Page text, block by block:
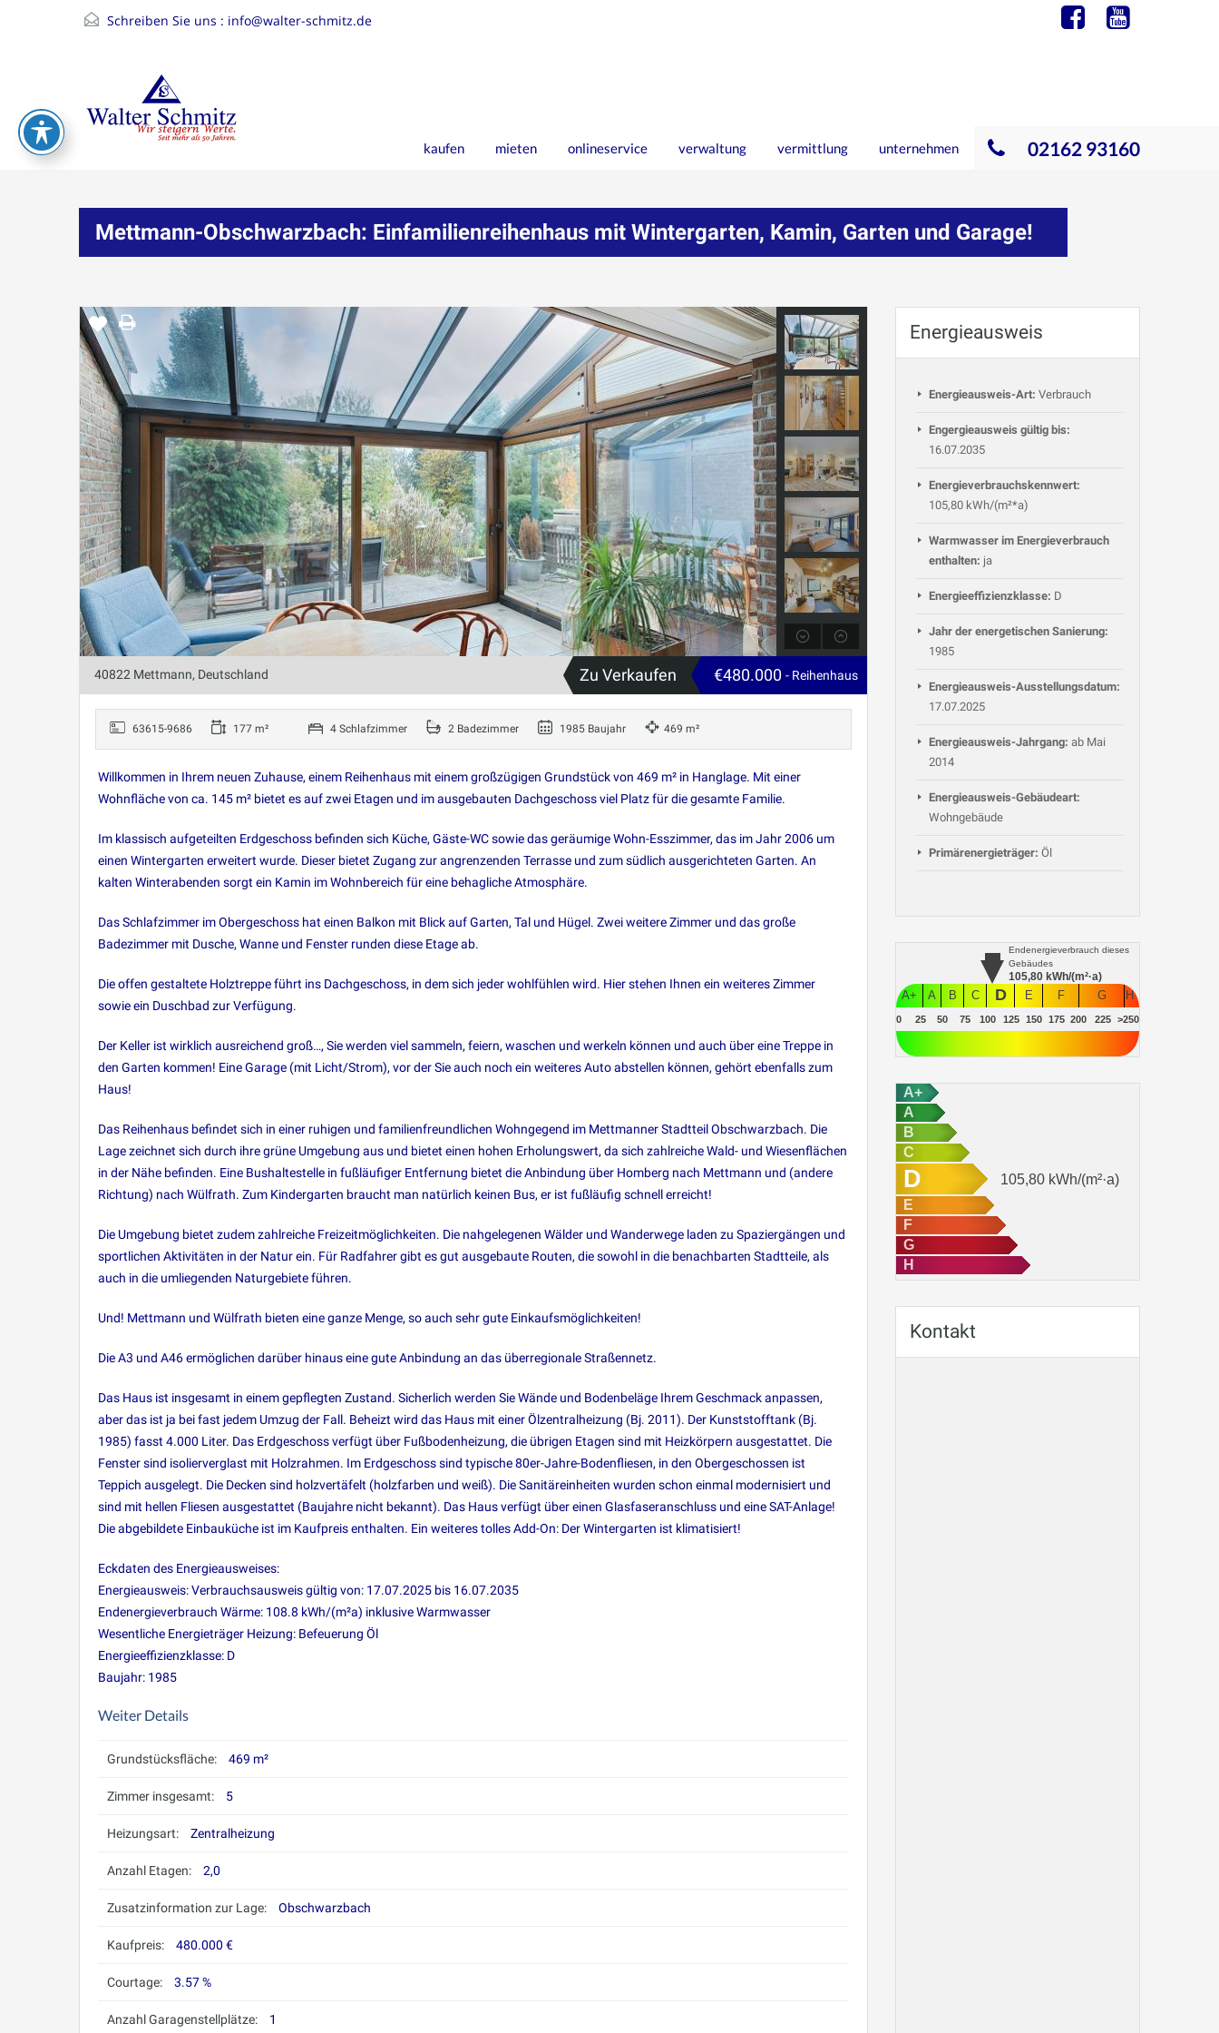
Schreiben Sie uns : info@walter-schmitz.de
02162 93160
kaufen mieten onlineservice verwaltung vermittlung unternehmen
Mettmann-Obschwarzbach: Einfamilienreihenhaus mit Wintergarten, Kamin, Garten und Garage!
40822 Mettmann, Deutschland Zu Verkaufen €480.000 - Reihenhaus
63615-9686 177 m² 4 Schlafzimmer 2 Badezimmer 1985 Baujahr 469 m²
Willkommen in Ihrem neuen Zuhause, einem Reihenhaus mit einem großzügigen Grundstück von 469 m² in Hanglage. Mit einer
Wohnfläche von ca. 145 m² bietet es auf zwei Etagen und im ausgebauten Dachgeschoss viel Platz für die gesamte Familie.
Im klassisch aufgeteilten Erdgeschoss befinden sich Küche, Gäste-WC sowie das geräumige Wohn-Esszimmer, das im Jahr 2006 um
einen Wintergarten erweitert wurde. Dieser bietet Zugang zur angrenzenden Terrasse und zum südlich ausgerichteten Garten. An
kalten Winterabenden sorgt ein Kamin im Wohnbereich für eine behagliche Atmosphäre.
Das Schlafzimmer im Obergeschoss hat einen Balkon mit Blick auf Garten, Tal und Hügel. Zwei weitere Zimmer und das große
Badezimmer mit Dusche, Wanne und Fenster runden diese Etage ab.
Die offen gestaltete Holztreppe führt ins Dachgeschoss, in dem sich jeder wohlfühlen wird. Hier stehen Ihnen ein weiteres Zimmer
sowie ein Duschbad zur Verfügung.
Der Keller ist wirklich ausreichend groß…, Sie werden viel sammeln, feiern, waschen und werkeln können und auch über eine Treppe in
den Garten kommen! Eine Garage (mit Licht/Strom), vor der Sie auch noch ein weiteres Auto abstellen können, gehört ebenfalls zum
Haus!
Das Reihenhaus befindet sich in einer ruhigen und familienfreundlichen Wohngegend im Mettmanner Stadtteil Obschwarzbach. Die
Lage zeichnet sich durch ihre grüne Umgebung aus und bietet einen hohen Erholungswert, da sich zahlreiche Wald- und Wiesenflächen
in der Nähe befinden. Eine Bushaltestelle in fußläufiger Entfernung bietet die Anbindung über Homberg nach Mettmann und (andere
Richtung) nach Wülfrath. Zum Kindergarten braucht man natürlich keinen Bus, er ist fußläufig schnell erreicht!
Die Umgebung bietet zudem zahlreiche Freizeitmöglichkeiten. Die nahgelegenen Wälder und Wanderwege laden zu Spaziergängen und
sportlichen Aktivitäten in der Natur ein. Für Radfahrer gibt es gut ausgebaute Routen, die sowohl in die benachbarten Stadtteile, als
auch in die umliegenden Naturgebiete führen.
Und! Mettmann und Wülfrath bieten eine ganze Menge, so auch sehr gute Einkaufsmöglichkeiten!
Die A3 und A46 ermöglichen darüber hinaus eine gute Anbindung an das überregionale Straßennetz.
Das Haus ist insgesamt in einem gepflegten Zustand. Sicherlich werden Sie Wände und Bodenbeläge Ihrem Geschmack anpassen,
aber das ist ja bei fast jedem Umzug der Fall. Beheizt wird das Haus mit einer Ölzentralheizung (Bj. 2011). Der Kunststofftank (Bj.
1985) fasst 4.000 Liter. Das Erdgeschoss verfügt über Fußbodenheizung, die übrigen Etagen sind mit Heizkörpern ausgestattet. Die
Fenster sind isolierverglast mit Holzrahmen. Im Erdgeschoss sind typische 80er-Jahre-Bodenfliesen, in den Obergeschossen ist
Teppich ausgelegt. Die Decken sind holzvertäfelt (holzfarben und weiß). Die Sanitäreinheiten wurden schon einmal modernisiert und
sind mit hellen Fliesen ausgestattet (Baujahre nicht bekannt). Das Haus verfügt über einen Glasfaseranschluss und eine SAT-Anlage!
Die abgebildete Einbauküche ist im Kaufpreis enthalten. Ein weiteres tolles Add-On: Der Wintergarten ist klimatisiert!
Eckdaten des Energieausweises:
Energieausweis: Verbrauchsausweis gültig von: 17.07.2025 bis 16.07.2035
Endenergieverbrauch Wärme: 108.8 kWh/(m²a) inklusive Warmwasser
Wesentliche Energieträger Heizung: Befeuerung Öl
Energieeffizienzklasse: D
Baujahr: 1985
Weiter Details
Grundstücksfläche: 469 m²
Zimmer insgesamt: 5
Heizungsart: Zentralheizung
Anzahl Etagen: 2,0
Zusatzinformation zur Lage: Obschwarzbach
Kaufpreis: 480.000 €
Courtage: 3.57 %
Anzahl Garagenstellplätze: 1
Energieausweis
Energieausweis-Art: Verbrauch
Engergieausweis gültig bis:
16.07.2035
Energieverbrauchskennwert:
105,80 kWh/(m²*a)
Warmwasser im Energieverbrauch
enthalten: ja
Energieeffizienzklasse: D
Jahr der energetischen Sanierung:
1985
Energieausweis-Ausstellungsdatum:
17.07.2025
Energieausweis-Jahrgang: ab Mai
2014
Energieausweis-Gebäudeart:
Wohngebäude
Primärenergieträger: Öl
Endenergieverbrauchdieses
Gebäudes
105,80 kWh/(m²·a)
A+
A B C D E F G H
0 25 50 75 100 125 150 175 200 225 >250
A+
A
B
C
D 105,80 kWh/(m²·a)
E
F
G
H
Kontakt